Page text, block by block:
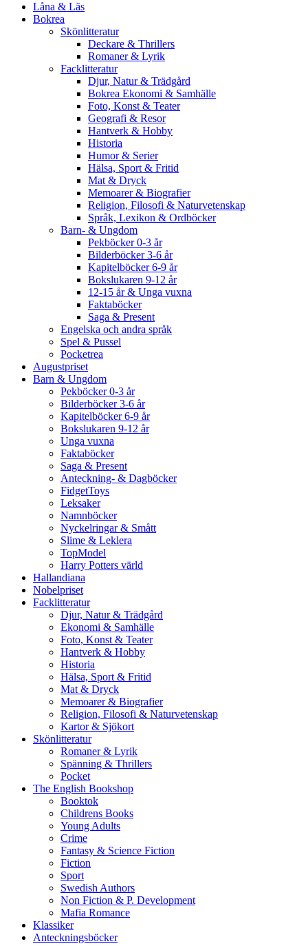
Låna & Läs
Bokrea
Skönlitteratur
Deckare & Thrillers
Romaner & Lyrik
Facklitteratur
Djur, Natur & Trädgård
Bokrea Ekonomi & Samhälle
Foto, Konst & Teater
Geografi & Resor
Hantverk & Hobby
Historia
Humor & Serier
Hälsa, Sport & Fritid
Mat & Dryck
Memoarer & Biografier
Religion, Filosofi & Naturvetenskap
Språk, Lexikon & Ordböcker
Barn- & Ungdom
Pekböcker 0-3 år
Bilderböcker 3-6 år
Kapitelböcker 6-9 år
Bokslukaren 9-12 år
12-15 år & Unga vuxna
Faktaböcker
Saga & Present
Engelska och andra språk
Spel & Pussel
Pocketrea
Augustpriset
Barn & Ungdom
Pekböcker 0-3 år
Bilderböcker 3-6 år
Kapitelböcker 6-9 år
Bokslukaren 9-12 år
Unga vuxna
Faktaböcker
Saga & Present
Anteckning- & Dagböcker
FidgetToys
Leksaker
Namnböcker
Nyckelringar & Smått
Slime & Leklera
TopModel
Harry Potters värld
Hallandiana
Nobelpriset
Facklitteratur
Djur, Natur & Trädgård
Ekonomi & Samhälle
Foto, Konst & Teater
Hantverk & Hobby
Historia
Hälsa, Sport & Fritid
Mat & Dryck
Memoarer & Biografier
Religion, Filosofi & Naturvetenskap
Kartor & Sjökort
Skönlitteratur
Romaner & Lyrik
Spänning & Thrillers
Pocket
The English Bookshop
Booktok
Childrens Books
Young Adults
Crime
Fantasy & Science Fiction
Fiction
Sport
Swedish Authors
Non Fiction & P. Development
Mafia Romance
Klassiker
Anteckningsböcker